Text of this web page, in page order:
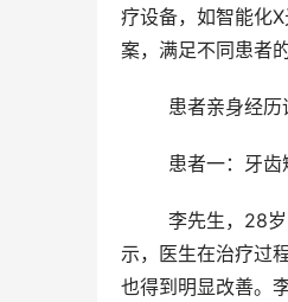
疗设备，如智能化
案，满足不同患者的
患者亲身经历
患者一：牙
示，医生在治疗过
也得到明显改善。